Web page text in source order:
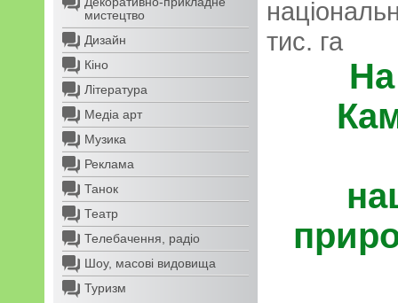
мистецтво
Дизайн
Кіно
Література
Медіа арт
Музика
Реклама
Танок
Театр
Телебачення, радіо
Шоу, масові видовища
Туризм
тис. га